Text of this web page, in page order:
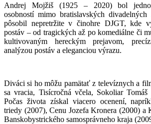
Andrej Mojžiš (1925 – 2020) bol
osobností mimo bratislavských
pôsobil nepretržite v činohre DJGT, kde
postáv – od tragických až po komediálne či
kultivovaným hereckým prejavom,
analýzou postáv a eleganciou výrazu.
Diváci si ho môžu pamätať z televíznych a
sa vracia, Tisícročná včela, Sokoliar
Počas života získal viacero ocenení,
triedy (2007), Cenu Jozefa Kronera (2000) a
Banskobystrického samosprávneho kraja